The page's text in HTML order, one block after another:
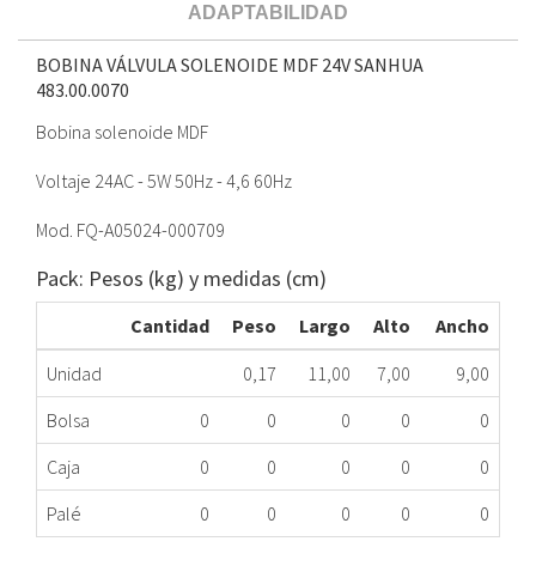
ADAPTABILIDAD
BOBINA VÁLVULA SOLENOIDE MDF 24V SANHUA
483.00.0070
Bobina solenoide MDF
Voltaje 24AC - 5W 50Hz - 4,6 60Hz
Mod. FQ-A05024-000709
Pack: Pesos (kg) y medidas (cm)
Cantidad Peso Largo Alto
Ancho
Unidad
0,17 11,00 7,00
9,00
Bolsa
0 0 0 0
0
Caja
0 0 0 0
0
Palé
0 0 0 0 0